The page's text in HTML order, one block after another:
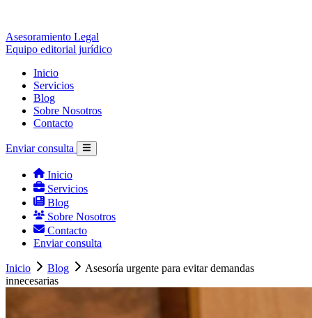
Asesoramiento Legal
Equipo editorial jurídico
Inicio
Servicios
Blog
Sobre Nosotros
Contacto
Enviar consulta
Inicio
Servicios
Blog
Sobre Nosotros
Contacto
Enviar consulta
Inicio Blog
Asesoría urgente para evitar demandas
innecesarias